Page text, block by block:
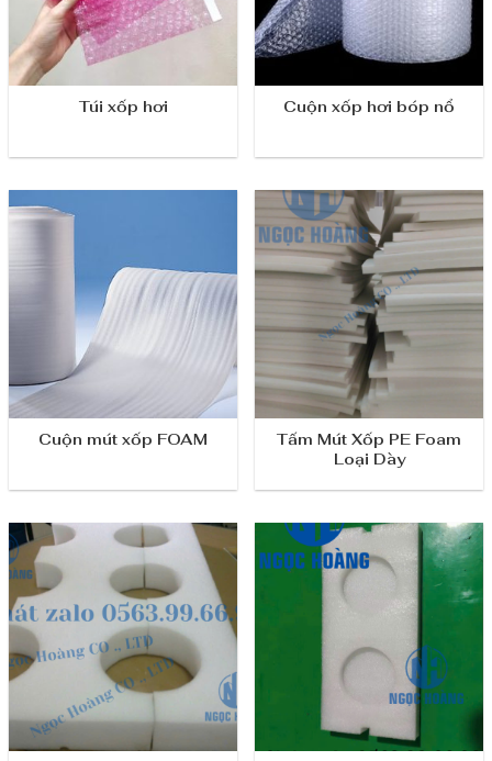
Túi xốp hơi Cuộn xốp hơi bóp nổ
Cuộn mút xốp FOAM
Tấm Mút Xốp PE Foam
Loại Dày